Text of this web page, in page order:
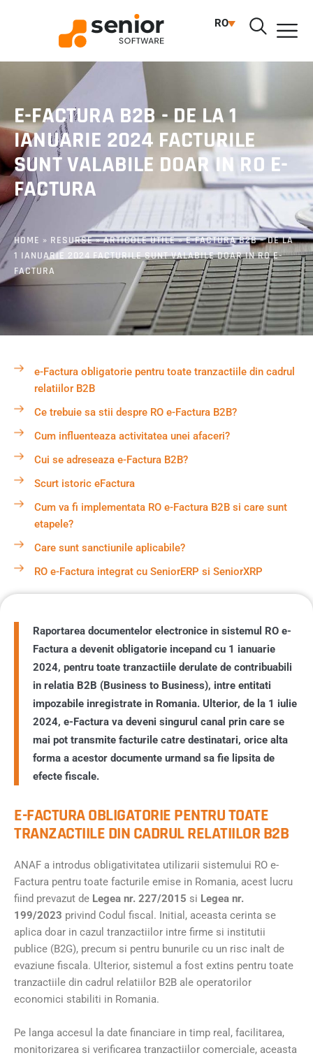
RO
E-FACTURA B2B - DE LA 1
IANUARIE 2024 FACTURILE
SUNT VALABILE DOAR IN RO E-
FACTURA
HOME » RESURSE»ARTICOLE UTILE»E-FACTURA B2B – DE LA
1 IANUARIE 2024 FACTURILE SUNT VALABILE DOAR IN RO E-
FACTURA
e-Factura obligatorie pentru toate tranzactiile din cadrul
relatiilor B2B
Ce trebuie sa stii despre RO e-Factura B2B?
Cum influenteaza activitatea unei afaceri?
Cui se adreseaza e-Factura B2B?
Scurt istoric eFactura
Cum va fi implementata RO e-Factura B2B si care sunt
etapele?
Care sunt sanctiunile aplicabile?
RO e-Factura integrat cu SeniorERP si SeniorXRP
Raportarea documentelor electronice in sistemul RO e-
Factura a devenit obligatorie incepand cu 1 ianuarie
2024, pentru toate tranzactiile derulate de contribuabili
in relatia B2B (Business to Business), intre entitati
impozabile inregistrate in Romania. Ulterior, de la 1 iulie
2024, e-Factura va deveni singurul canal prin care se
mai pot transmite facturile catre destinatari, orice alta
forma a acestor documente urmand sa fie lipsita de
efecte fiscale.
E-FACTURA OBLIGATORIE PENTRU TOATE
TRANZACTIILE DIN CADRUL RELATIILOR B2B
ANAF a introdus obligativitatea utilizarii sistemului RO e-
Factura pentru toate facturile emise in Romania, acest lucru
fiind prevazut de Legea nr. 227/2015 si Legea nr.
199/2023 privind Codul fiscal. Initial, aceasta cerinta se
aplica doar in cazul tranzactiilor intre firme si institutii
publice (B2G), precum si pentru bunurile cu un risc inalt de
evaziune fiscala. Ulterior, sistemul a fost extins pentru toate
tranzactiile din cadrul relatiilor B2B ale operatorilor
economici stabiliti in Romania.
Pe langa accesul la date financiare in timp real, facilitarea,
monitorizarea si verificarea tranzactiilor comerciale, aceasta